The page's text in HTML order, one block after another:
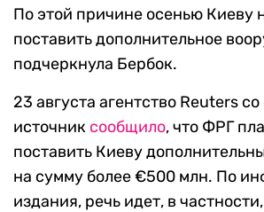
По этой причине осенью Киеву
поставить дополнительное
подчеркнула Бербок.
23 августа агентство Reuters
источник сообщило, что ФРГ
поставить Киеву
на сумму более €500 млн. По
издания, речь идет, в